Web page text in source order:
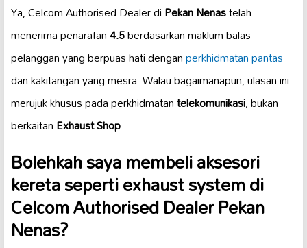
Ya, Celcom Authorised Dealer diPekan Nenastelah
menerima penarafan4.5berdasarkan maklum balas
pelanggan yang berpuas hati denganperkhidmatan pantas
dan kakitangan yang mesra. Walau bagaimanapun, ulasan ini
merujuk khusus pada perkhidmatantelekomunikasi, bukan
berkaitanExhaust Shop.
Bolehkah saya membeli aksesori
kereta sepertiexhaust systemdi
Celcom Authorised Dealer Pekan
Nenas?